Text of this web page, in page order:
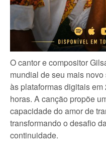
O cantor e compositor
mundial de seu mais
às plataformas digitais
horas. A canção propõe
capacidade do amor de
transformando o desafio
continuidade.